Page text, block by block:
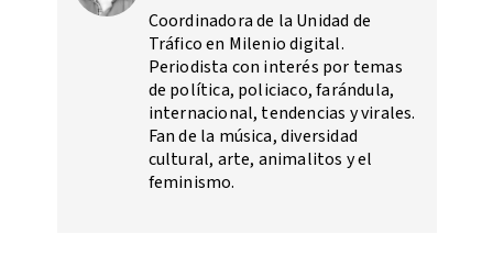
Coordinadora de la Unidad de
Tráfico en Milenio digital.
Periodista con interés por temas
de política, policiaco, farándula,
internacional, tendencias y virales.
Fan de la música, diversidad
cultural, arte, animalitos y el
feminismo.